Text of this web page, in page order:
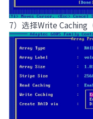
7）选择Write Caching